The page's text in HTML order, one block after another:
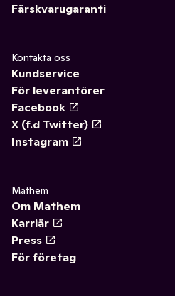
Färskvarugaranti
Kontakta oss
Kundservice
För leverantörer
Facebook
X (f.d Twitter)
Instagram
Mathem
Om Mathem
Karriär
Press
För företag